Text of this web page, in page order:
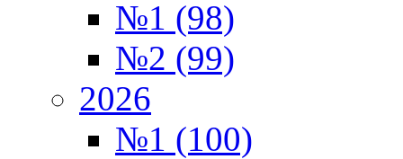
№1 (98)
№2 (99)
2026
№1 (100)